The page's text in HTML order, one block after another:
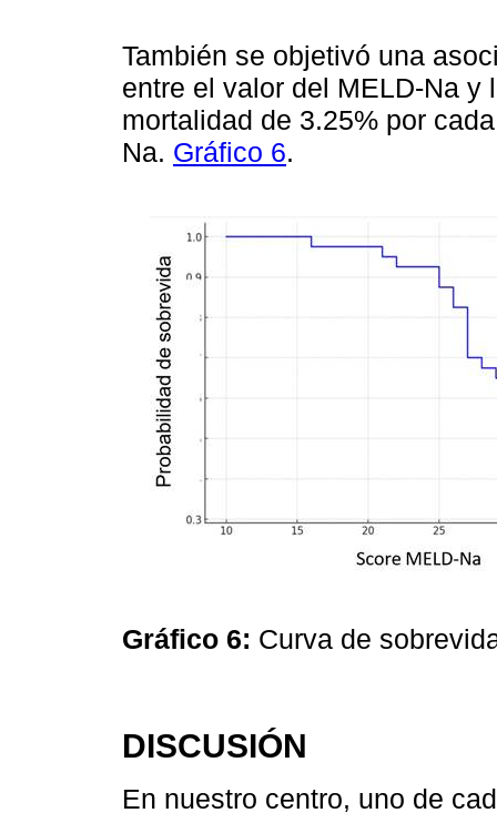
También se objetivó una
entre el valor del MELD-Na y
mortalidad de 3.25% por
Na. Gráfico 6.
Gráfico 6: Curva de
DISCUSIÓN
En nuestro centro, uno de